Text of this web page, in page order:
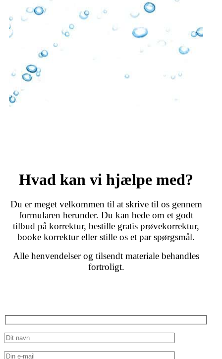
erfaring i akademisk korrektur.
akademisk korrekturlæsning.
Læs mere
Læs mere
Hvad kan vi hjælpe med?
Du er meget velkommen til at skrive til os gennem
formularen herunder. Du kan bede om et godt
tilbud på korrektur, bestille gratis prøvekorrektur,
booke korrektur eller stille os et par spørgsmål.
Alle henvendelser og tilsendt materiale behandles
fortroligt.